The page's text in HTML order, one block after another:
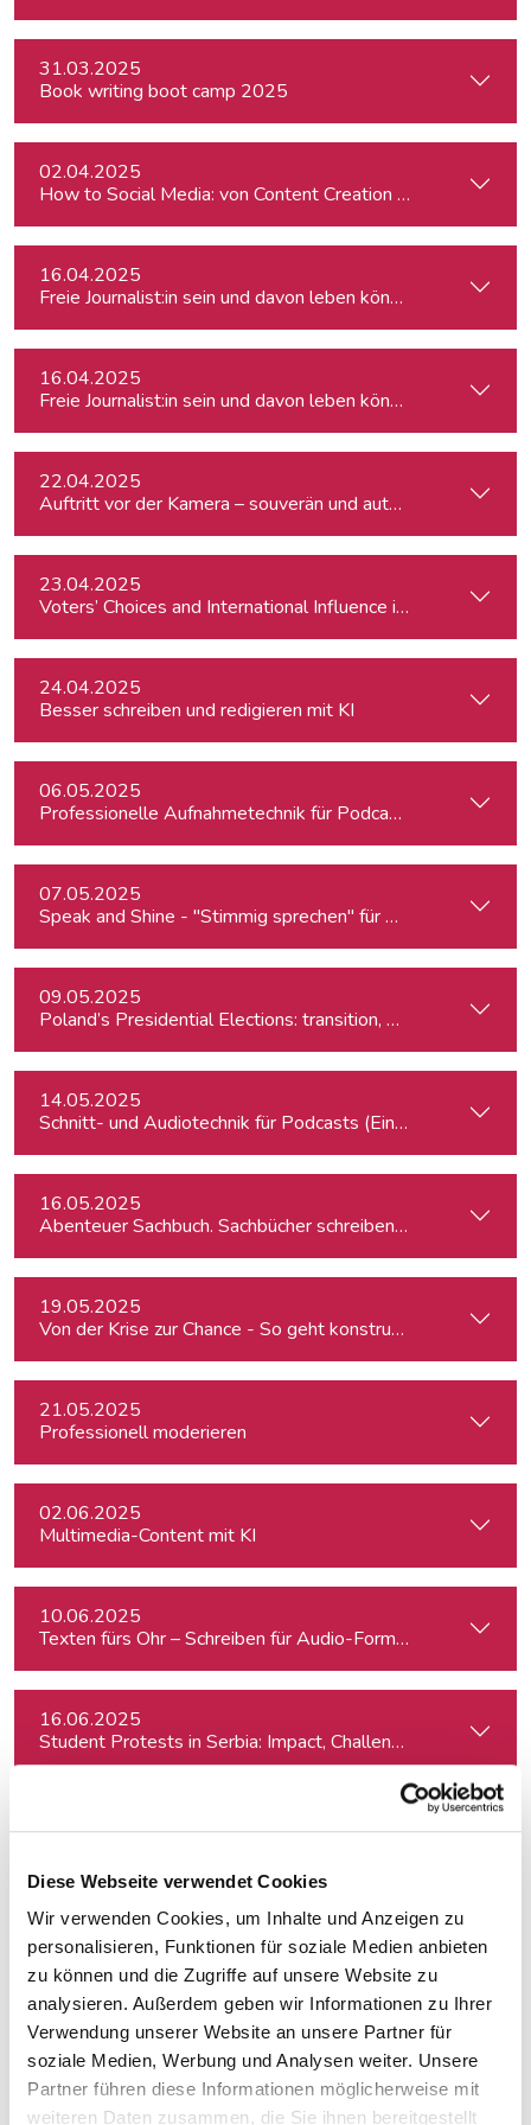
Diese Webseite verwendet Cookies
Wir verwenden Cookies, um Inhalte und Anzeigen zu
personalisieren, Funktionen für soziale Medien anbieten
zu können und die Zugriffe auf unsere Website zu
analysieren. Außerdem geben wir Informationen zu Ihrer
Verwendung unserer Website an unsere Partner für
soziale Medien, Werbung und Analysen weiter. Unsere
Partner führen diese Informationen möglicherweise mit
weiteren Daten zusammen, die Sie ihnen bereitgestellt
31.03.2025
Book writing boot camp 2025
02.04.2025
How to Social Media: von Content Creation bis zum
16.04.2025
Freie Journalist:in sein und davon leben können: So geht's
16.04.2025
Freie Journalist:in sein und davon leben können: So geht's
22.04.2025
Auftritt vor der Kamera – souverän und authentisch
23.04.2025
Voters’ Choices and International Influence in Romania’s
24.04.2025
Besser schreiben und redigieren mit KI
06.05.2025
Professionelle Aufnahmetechnik für Podcasts & Radio
07.05.2025
Speak and Shine - "Stimmig sprechen" für Podcast,
09.05.2025
Poland’s Presidential Elections: transition, migration, war,
14.05.2025
Schnitt- und Audiotechnik für Podcasts (Einsteiger:innen)
16.05.2025
Abenteuer Sachbuch. Sachbücher schreiben für
19.05.2025
Von der Krise zur Chance - So geht konstruktiver
21.05.2025
Professionell moderieren
02.06.2025
Multimedia-Content mit KI
10.06.2025
Texten fürs Ohr – Schreiben für Audio-Formate
16.06.2025
Student Protests in Serbia: Impact, Challenges, and
24.06.2025
Schreiben mit KI: effizienter, kreativer, schneller
25.06.2025
Die Kunst des Porträtschreibens – ein Intensiv-Workshop